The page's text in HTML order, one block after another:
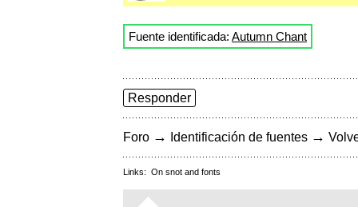
Fuente identificada: Autumn Chant
Responder
Foro → Identificación de fuentes →
Links: On snot and fonts